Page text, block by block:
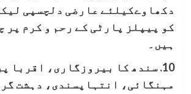
دکھاوےکیلئے عارضی دلچسپی
کو پیپلز پارٹی کے رحم و کرم پر
ہیں۔
10. سندھ کا بیروزگاری، اقربا
مہنگائی، انتہاپسندی، دہشت